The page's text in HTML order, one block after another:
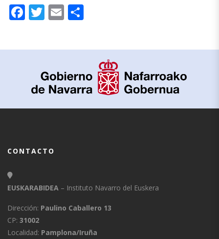
Facebook
Twitter
Email
CONTACTO
EUSKARABIDEA – Instituto Navarro del Euskera
Dirección: Paulino Caballero 13
CP: 31002
Localidad: Pamplona/Iruña